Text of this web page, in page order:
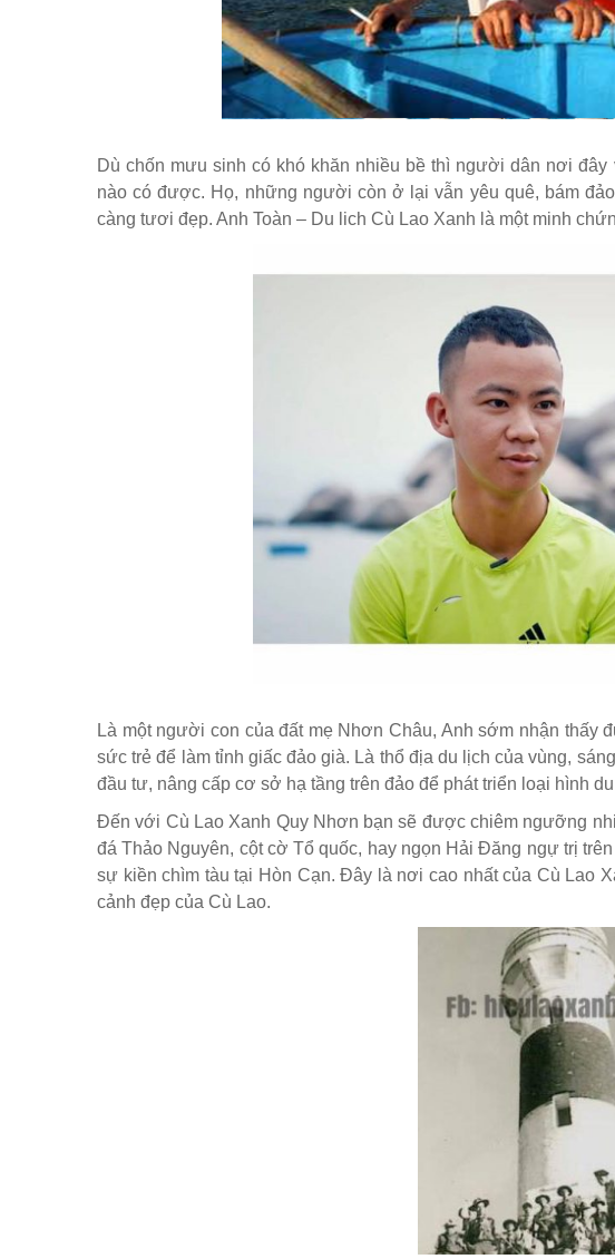
Dù chốn mưu sinh có khó khăn nhiều bề thì người dân nơi
nào có được. Họ, những người còn ở lại vẫn yêu quê, bám
càng tươi đẹp. Anh Toàn – Du lich Cù Lao Xanh là một minh
Là một người con của đất mẹ Nhơn Châu, Anh sớm nhận thấy
sức trẻ để làm tỉnh giấc đảo già. Là thổ địa du lịch của vùng,
đầu tư, nâng cấp cơ sở hạ tầng trên đảo để phát triển loại hình
Đến với Cù Lao Xanh Quy Nhơn bạn sẽ được chiêm ngưỡng
đá Thảo Nguyên, cột cờ Tổ quốc, hay ngọn Hải Đăng ngự trị
sự kiền chìm tàu tại Hòn Cạn. Đây là nơi cao nhất của Cù Lao
cảnh đẹp của Cù Lao.